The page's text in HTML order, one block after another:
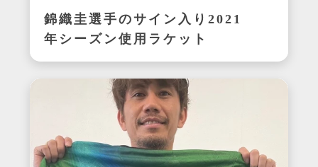
錦織圭選手のサイン入り2021
年シーズン使用ラケット